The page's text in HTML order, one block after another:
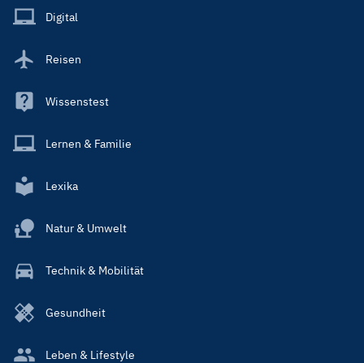
Main
Digital
Reisen
Wissenstest
Lernen & Familie
Lexika
Natur & Umwelt
Technik & Mobilität
Gesundheit
Leben & Lifestyle